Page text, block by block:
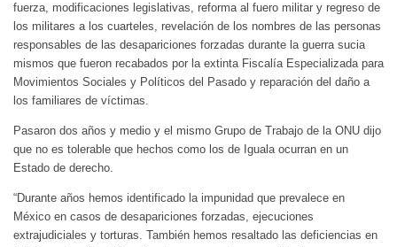
fuerza, modificaciones legislativas, reforma al fuero militar y regreso de
los militares a los cuarteles, revelación de los nombres de las personas
responsables de las desapariciones forzadas durante la guerra sucia
mismos que fueron recabados por la extinta Fiscalía Especializada para
Movimientos Sociales y Políticos del Pasado y reparación del daño a
los familiares de víctimas.
Pasaron dos años y medio y el mismo Grupo de Trabajo de la ONU dijo
que no es tolerable que hechos como los de Iguala ocurran en un
Estado de derecho.
“Durante años hemos identificado la impunidad que prevalece en
México en casos de desapariciones forzadas, ejecuciones
extrajudiciales y torturas. También hemos resaltado las deficiencias en